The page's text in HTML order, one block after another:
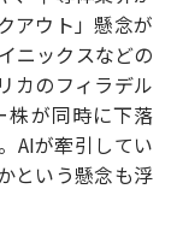
アウト」懸念が
ニックスなどの
カのフィラデル
株が同時に下落
AIが牽引してい
という懸念も浮